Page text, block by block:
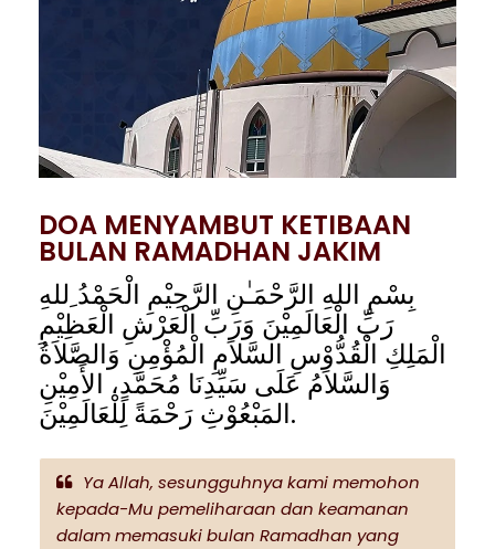
DOA MENYAMBUT KETIBAAN
BULAN RAMADHAN JAKIM
بِسْمِ اللهِ الرَّحْمَـٰنِ الرَّحِيْمِ الْحَمْدُ ِللهِ
رَبِّ الْعَالَمِيْنَ وَرَبِّ الْعَرْشِ الْعَظِيْمِ
الْمَلِكِ الْقُدُّوْسِ السَّلاَمِ الْمُؤْمِنِ وَالصَّلاَةُ
وَالسَّلاَمُ عَلَى سَيِّدِنَا مُحَمَّدٍ، الأَمِيْنِ
المَبْعُوْثِ رَحْمَةً لِلْعَالَمِيْنَ.
Ya Allah, sesungguhnya kami memohon
kepada-Mu pemeliharaan dan keamanan
dalam memasuki bulan Ramadhan yang